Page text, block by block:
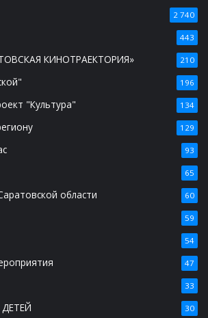
2 740
443
КИНОТРАЕКТОРИЯ» 210
196
"Культура" 134
129
93
65
области 60
59
54
47
33
30